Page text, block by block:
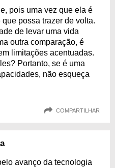
pois uma vez que ela é
possa trazer de volta.
de levar uma vida
outra comparação, é
limitações acentuadas.
Portanto, se é uma
não esqueça
COMPARTILHAR
avanço da tecnologia